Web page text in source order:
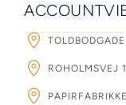
ROHOLMSVEJ